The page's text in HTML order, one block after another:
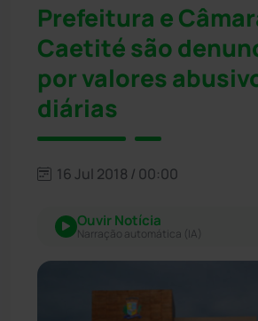
Prefeitura e
Caetité são
por valores
diárias
16 Jul 2018 / 00:00
Ouvir Notícia
Narração automática (IA)